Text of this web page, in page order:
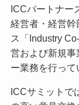
ICCパートナー
経営者・経営
ス「Industry
営および新規
ー業務を行って
ICCサミットで